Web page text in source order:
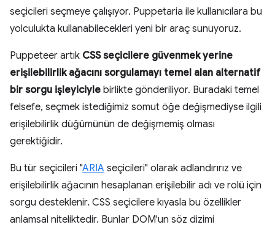
seçicileri seçmeye çalışıyor. Puppetaria ile kullanıcılara bu
yolculukta kullanabilecekleri yeni bir araç sunuyoruz.
Puppeteer artık CSS seçicilere güvenmek yerine
erişilebilirlik ağacını sorgulamayı temel alan alternatif
bir sorgu işleyiciyle birlikte gönderiliyor. Buradaki temel
felsefe, seçmek istediğimiz somut öğe değişmediyse ilgili
erişilebilirlik düğümünün de değişmemiş olması
gerektiğidir.
Bu tür seçicileri "ARIA seçicileri" olarak adlandırırız ve
erişilebilirlik ağacının hesaplanan erişilebilir adı ve rolü için
sorgu desteklenir. CSS seçicilere kıyasla bu özellikler
anlamsal niteliktedir. Bunlar DOM'un söz dizimi